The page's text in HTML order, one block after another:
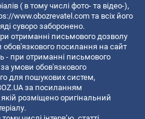
( в тому числі фото- та відео-),
www.obozrevatel.com та всіх його
суворо заборонено.
отриманні письмового дозволу
обов'язкового посилання на сайт
- при отриманні письмового
умови обов'язкового
для пошукових систем,
за посиланням
якій розміщено оригінальний